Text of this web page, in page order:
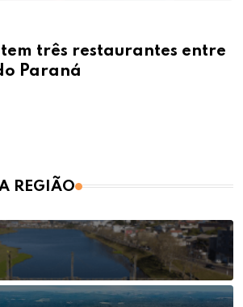
três restaurantes entre
Paraná
REGIÃO